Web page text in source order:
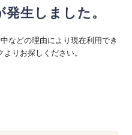
生しました。
などの理由により現在利用でき
りお探しください。